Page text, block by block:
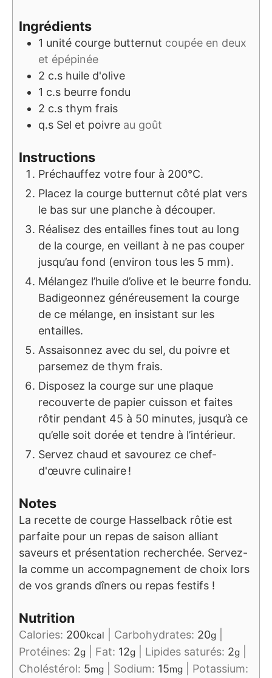
Ingrédients
1 unité courge butternut coupée en deux
et épépinée
2 c.s huile d'olive
1 c.s beurre fondu
2 c.s thym frais
q.s Sel et poivre au goût
Instructions
Préchauffez votre four à 200°C.
Placez la courge butternut côté plat vers
le bas sur une planche à découper.
Réalisez des entailles fines tout au long
de la courge, en veillant à ne pas couper
jusqu’au fond (environ tous les 5 mm).
Mélangez l’huile d’olive et le beurre fondu.
Badigeonnez généreusement la courge
de ce mélange, en insistant sur les
entailles.
Assaisonnez avec du sel, du poivre et
parsemez de thym frais.
Disposez la courge sur une plaque
recouverte de papier cuisson et faites
rôtir pendant 45 à 50 minutes, jusqu’à ce
qu’elle soit dorée et tendre à l’intérieur.
Servez chaud et savourez ce chef-
d'œuvre culinaire !
Notes
La recette de courge Hasselback rôtie est
parfaite pour un repas de saison alliant
saveurs et présentation recherchée. Servez-
la comme un accompagnement de choix lors
de vos grands dîners ou repas festifs !
Nutrition
Calories: 200kcal Carbohydrates: 20g
Protéines: 2g Fat: 12g Lipides saturés: 2g
Choléstérol: 5mg Sodium: 15mg
Potassium: